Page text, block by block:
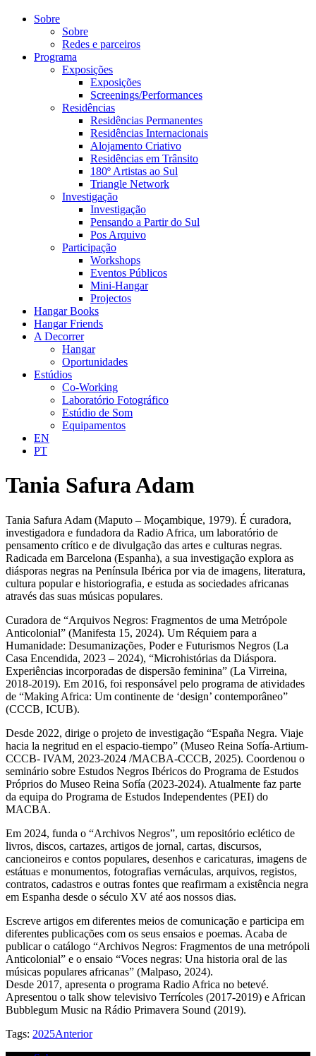
Sobre
Sobre
Redes e parceiros
Programa
Exposições
Exposições
Screenings/Performances
Residências
Residências Permanentes
Residências Internacionais
Alojamento Criativo
Residências em Trânsito
180º Artistas ao Sul
Triangle Network
Investigação
Investigação
Pensando a Partir do Sul
Pos Arquivo
Participação
Workshops
Eventos Públicos
Mini-Hangar
Projectos
Hangar Books
Hangar Friends
A Decorrer
Hangar
Oportunidades
Estúdios
Co-Working
Laboratório Fotográfico
Estúdio de Som
Equipamentos
EN
PT
Tania Safura Adam
Tania Safura Adam (Maputo – Moçambique, 1979). É curadora,
investigadora e fundadora da Radio Africa, um laboratório de
pensamento crítico e de divulgação das artes e culturas negras.
Radicada em Barcelona (Espanha), a sua investigação explora as
diásporas negras na Península Ibérica por via de imagens, literatura,
cultura popular e historiografia, e estuda as sociedades africanas
através das suas músicas populares.
Curadora de “Arquivos Negros: Fragmentos de uma Metrópole
Anticolonial” (Manifesta 15, 2024). Um Réquiem para a
Humanidade: Desumanizações, Poder e Futurismos Negros (La
Casa Encendida, 2023 – 2024), “Microhistórias da Diáspora.
Experiências incorporadas de dispersão feminina” (La Virreina,
2018-2019). Em 2016, foi responsável pelo programa de atividades
de “Making Africa: Um continente de ‘design’ contemporâneo”
(CCCB, ICUB).
Desde 2022, dirige o projeto de investigação “España Negra. Viaje
hacia la negritud en el espacio-tiempo” (Museo Reina Sofía-Artium-
CCCB- IVAM, 2023-2024 /MACBA-CCCB, 2025). Coordenou o
seminário sobre Estudos Negros Ibéricos do Programa de Estudos
Próprios do Museo Reina Sofía (2023-2024). Atualmente faz parte
da equipa do Programa de Estudos Independentes (PEI) do
MACBA.
Em 2024, funda o “Archivos Negros”, um repositório eclético de
livros, discos, cartazes, artigos de jornal, cartas, discursos,
cancioneiros e contos populares, desenhos e caricaturas, imagens de
estátuas e monumentos, fotografias vernáculas, arquivos, registos,
contratos, cadastros e outras fontes que reafirmam a existência negra
em Espanha desde o século XV até aos nossos dias.
Escreve artigos em diferentes meios de comunicação e participa em
diferentes publicações com os seus ensaios e poemas. Acaba de
publicar o catálogo “Archivos Negros: Fragmentos de una metrópoli
Anticolonial” e o ensaio “Voces negras: Una historia oral de las
músicas populares africanas” (Malpaso, 2024).
Desde 2017, apresenta o programa Radio Africa no betevé.
Apresentou o talk show televisivo Terrícoles (2017-2019) e African
Bubblegum Music na Rádio Primavera Sound (2019).
Tags: 2025Anterior